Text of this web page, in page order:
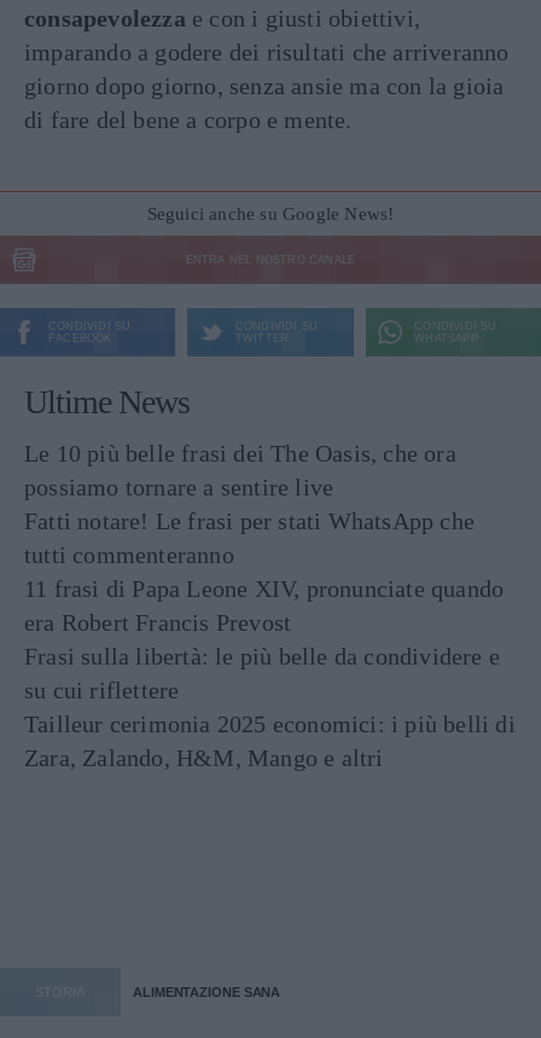
consapevolezza e con i giusti obiettivi,
imparando a godere dei risultati che arriveranno
giorno dopo giorno, senza ansie ma con la gioia
di fare del bene a corpo e mente.
Seguici anche su Google News!
ENTRA NEL NOSTRO CANALE
CONDIVIDI SU
FACEBOOK
CONDIVIDI SU
TWITTER
CONDIVIDI SU
WHATSAPP
Ultime News
Le 10 più belle frasi dei The Oasis, che ora
possiamo tornare a sentire live
Fatti notare! Le frasi per stati WhatsApp che
tutti commenteranno
11 frasi di Papa Leone XIV, pronunciate quando
era Robert Francis Prevost
Frasi sulla libertà: le più belle da condividere e
su cui riflettere
Tailleur cerimonia 2025 economici: i più belli di
Zara, Zalando, H&M, Mango e altri
ALIMENTAZIONE SANA